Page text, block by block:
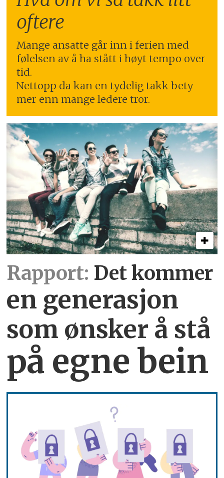
oftere
Mange ansatte går inn i ferien med
følelsen av å ha stått i høyt tempo over
tid.
Nettopp da kan en tydelig takk bety
mer enn mange ledere tror.
Rapport: Det kommer
en generasjon
som ønsker å stå
på egne bein